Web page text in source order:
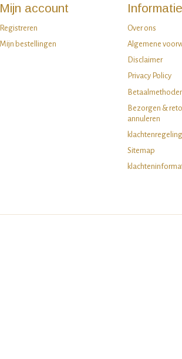
Mijn account
Registreren
Mijn bestellingen
Informatie
Over ons
Algemene
Disclaimer
Privacy Policy
Bezorgen &
annuleren
klachtenregeling
Sitemap